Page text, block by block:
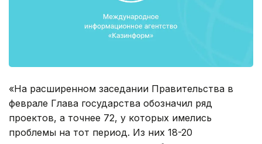
«На расширенном заседании Правительства в
феврале Глава государства обозначил ряд
проектов, а точнее 72, у которых имелись
проблемы на тот период. Из них 18-20